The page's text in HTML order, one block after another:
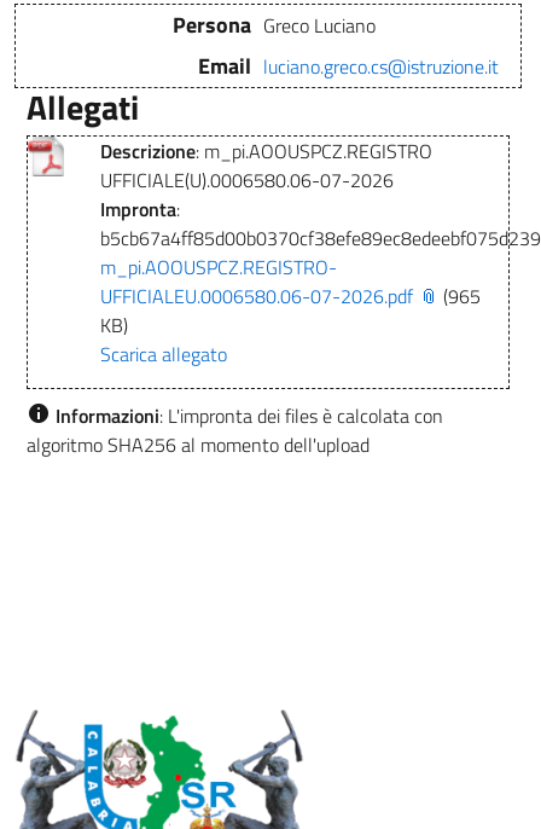
Persona Greco Luciano
Email luciano.greco.cs@istruzione.it
Allegati
Descrizione: m_pi.AOOUSPCZ.REGISTRO
UFFICIALE(U).0006580.06-07-2026
Impronta:
m_pi.AOOUSPCZ.REGISTRO-
UFFICIALEU.0006580.06-07-2026.pdf
(965
KB)
Scarica allegato
Informazioni: L'impronta dei files è calcolata con
algoritmo SHA256 al momento dell'upload